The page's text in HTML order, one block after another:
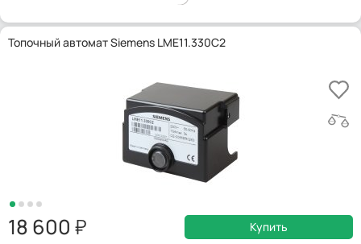
Топочный автомат Siemens LME11.330C2
18 600 Купить